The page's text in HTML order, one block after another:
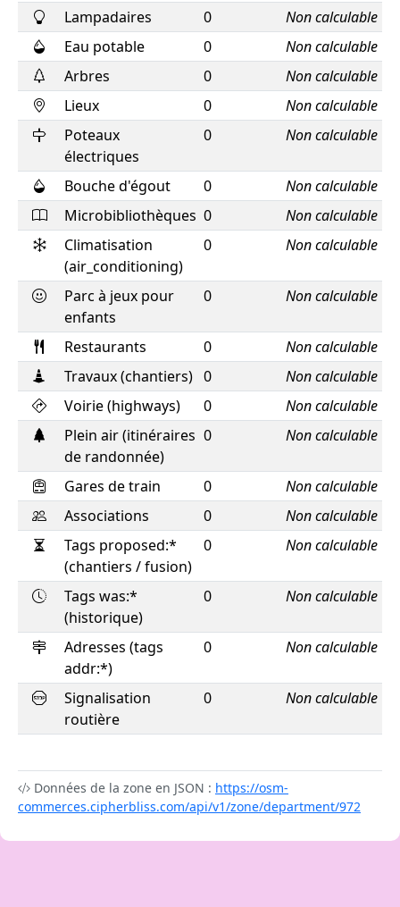
Lampadaires 0
Non calculable
Eau potable
0
Non calculable
Arbres
0
Non calculable
Lieux
0
Non calculable
Poteaux
électriques
0 Non calculable
Bouche d'égout 0
Non calculable
Microbibliothèques 0
Non calculable
Climatisation
(air_conditioning)
0 Non calculable
Parc à jeux pour
enfants
0 Non calculable
Restaurants 0
Non calculable
Travaux (chantiers) 0
Non calculable
Voirie (highways)
0
Non calculable
Plein air (itinéraires
de randonnée)
0 Non calculable
Gares de train 0
Non calculable
Associations
0
Non calculable
Tags proposed:*
(chantiers / fusion)
0 Non calculable
Tags was:*
(historique)
0 Non calculable
Adresses (tags
addr:*)
0 Non calculable
Signalisation
routière
0 Non calculable
Données de la zone en JSON : https://osm-
commerces.cipherbliss.com/api/v1/zone/department/972